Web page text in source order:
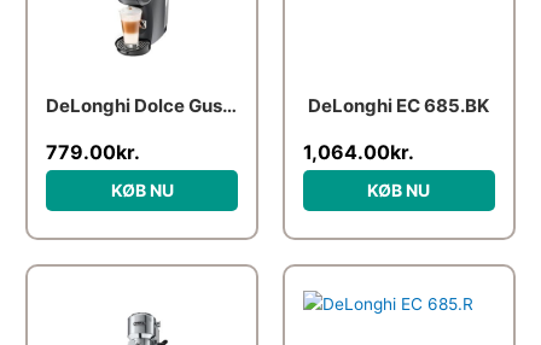
DeLonghi Dolce Gusto Genio Touch EDG426.GY
779.00kr.
KØB NU
DeLonghi EC 685.BK
1,064.00kr.
KØB NU